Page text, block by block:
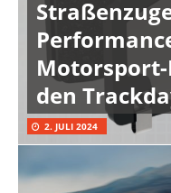
den
2. JULI 2024